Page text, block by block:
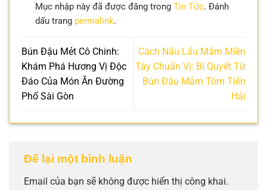
Mục nhập này đã được đăng trong Tin Tức. Đánh
dấu trang permalink.
Bún Đậu Mẻt Cô Chinh:
Khám Phá Hương Vị Độc
Đáo Của Món Ăn Đường
Phố Sài Gòn
Cách Nấu Lẩu Mắm Miền
Tây Chuẩn Vị: Bí Quyết Từ
Bún Đậu Mắm Tôm Tiến
Hải
Để lại một bình luận
Email của bạn sẽ không được hiển thị công khai.